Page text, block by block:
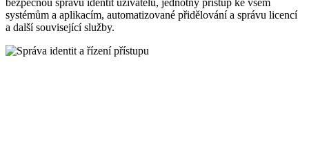
bezpečnou správu identit uživatelů, jednotný přístup ke všem
systémům a aplikacím, automatizované přidělování a správu licencí
a další související služby.